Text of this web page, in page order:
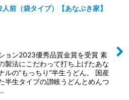
前（袋タイプ）【あなぶき家】
ョン2023優秀品質金賞を受賞 素
製法にこだわって打ち上げたあな
ルの”もっちり”半生うどん。 国産
半生タイプの讃岐うどんとめんつ